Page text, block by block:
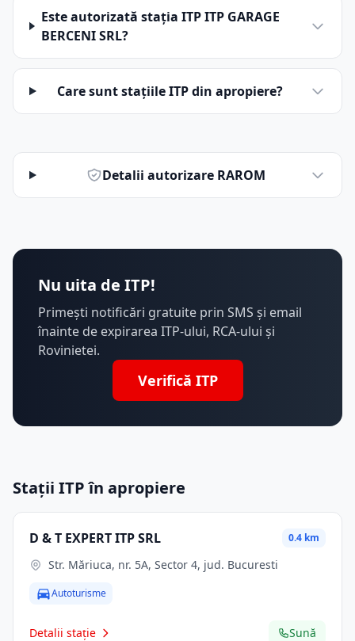
Este autorizată stația ITP ITP GARAGE
BERCENI SRL?
Care sunt stațiile ITP din apropiere?
Detalii autorizare RAROM
Nu uita de ITP!
Primești notificări gratuite prin SMS și email
înainte de expirarea ITP-ului, RCA-ului și
Rovinietei.
Verifică ITP
Stații ITP în apropiere
D & T EXPERT ITP SRL 0.4 km
Str. Măriuca, nr. 5A, Sector 4, jud. Bucuresti
Autoturisme
Detalii stație Sună